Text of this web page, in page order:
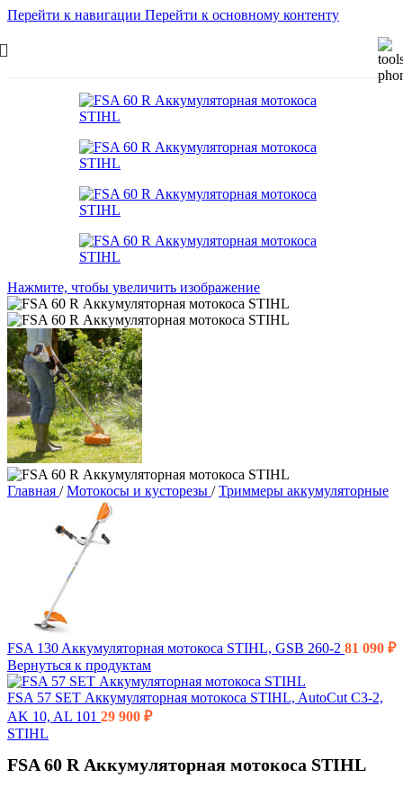
Перейти к навигации Перейти к основному контенту
Нажмите, чтобы увеличить изображение
Главная / Мотокосы и кусторезы / Триммеры аккумуляторные
FSA 130 Aккумуляторная мотокоса STIHL, GSB 260-2 81 090 ₽
Вернуться к продуктам
FSA 57 SET Аккумуляторная мотокоса STIHL, AutoCut C3-2,
AK 10, AL 101 29 900 ₽
STIHL
FSA 60 R Аккумуляторная мотокоса STIHL